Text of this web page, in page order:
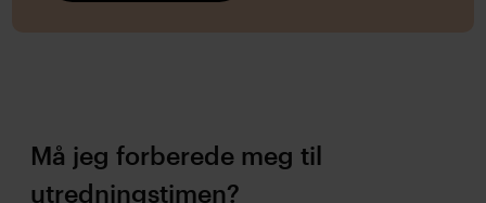
Må jeg forberede meg til
utredningstimen?